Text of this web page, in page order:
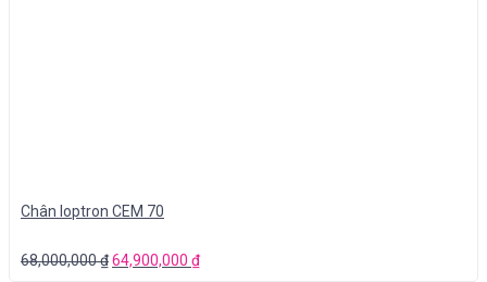
Chân Ioptron CEM 70
68,000,000₫64,900,000 ₫